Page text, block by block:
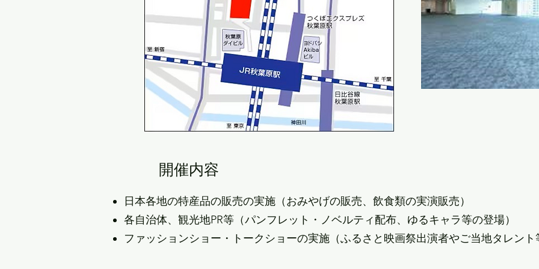
開催内容
日本各地の特産品の販売の実施（おみやげの販売、飲食類の実演販売）
各自治体、観光地PR等（パンフレット・ノベルティ配布、ゆるキャラ等の登場）
ファッションショー・トークショーの実施（ふるさと映画祭出演者やご当地タレント